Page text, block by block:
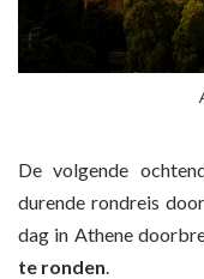
De volgende
durende rondreis
dag in Athene
te ronden